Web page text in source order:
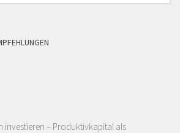
investieren – Produktivkapital als